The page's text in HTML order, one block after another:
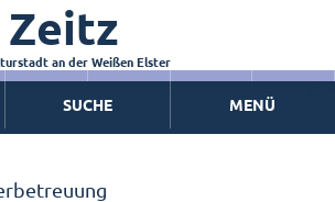
Christian Thieme
an der Weißen Elster
SUCHE MENÜ